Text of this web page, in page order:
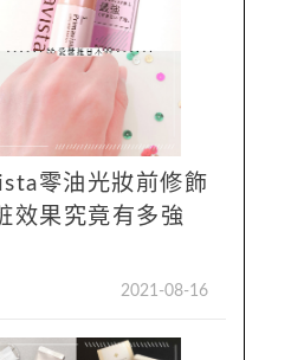
零油光妝前修飾
效果究竟有多強
2021-08-16